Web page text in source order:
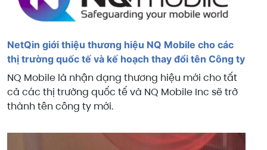
NetQin giới thiệu thương hiệu NQ Mobile cho các
thị trường quốc tế và kế hoạch thay đổi tên Công ty
NQ Mobile là nhận dạng thương hiệu mới cho tất
cả các thị trường quốc tế và NQ Mobile Inc sẽ trở
thành tên công ty mới.